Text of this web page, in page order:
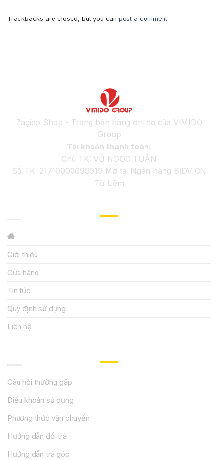
Trackbacks are closed, but you can post a comment.
Zagido Shop - Trang bán hàng online của VIMIDO
Group
Tài khoản thanh toán:
Chủ TK: VŨ NGỌC TUÂN
Số TK: 21710000099919 Mở tại Ngân hàng BIDV CN
Từ Liêm
Giới thiệu
Cửa hàng
Tin tức
Quy định sử dụng
Liên hệ
Câu hỏi thường gặp
Điều khoản sử dụng
Phương thức vận chuyển
Hướng dẫn đổi trả
Hướng dẫn trả góp